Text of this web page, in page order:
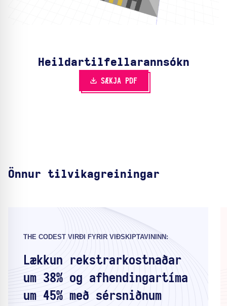
Heildartilfella­rannsókn
SÆKJA PDF
Önnur tilvikagreiningar
THE CODEST VIRÐI FYRIR VIÐSKIPTAVININN:
Lækkun rekstrarkostnaðar
um 38% og afhendingartíma
um 45% með sérsniðnum